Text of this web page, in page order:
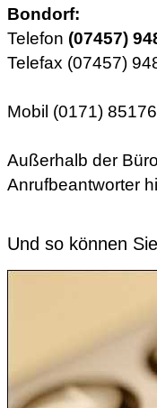
Bondorf:
Telefon (07457)
Telefax (07457)
Mobil (0171)
Außerhalb der
Anrufbeantworter
Und so können